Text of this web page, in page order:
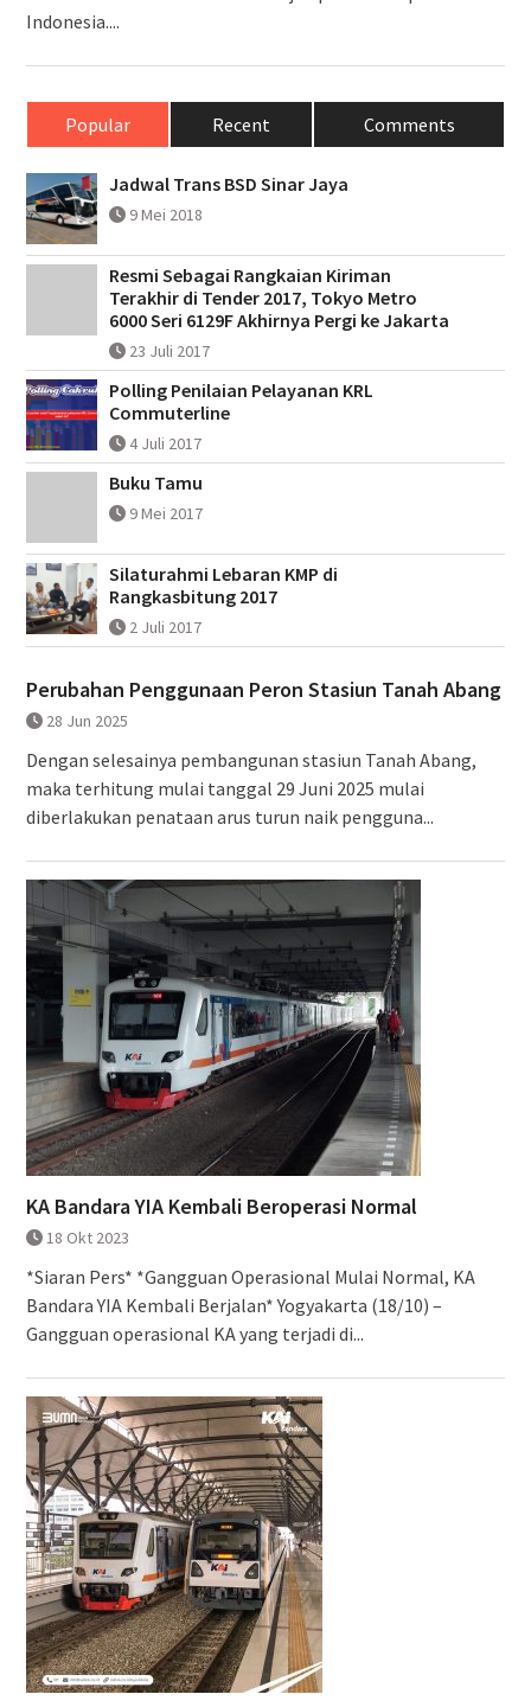
Indonesia....
Popular Recent Comments
Jadwal Trans BSD Sinar Jaya
9 Mei 2018
Resmi Sebagai Rangkaian Kiriman
Terakhir di Tender 2017, Tokyo Metro
6000 Seri 6129F Akhirnya Pergi ke Jakarta
23 Juli 2017
Polling Penilaian Pelayanan KRL
Commuterline
4 Juli 2017
Buku Tamu
9 Mei 2017
Silaturahmi Lebaran KMP di
Rangkasbitung 2017
2 Juli 2017
Perubahan Penggunaan Peron Stasiun Tanah Abang
28 Jun 2025
Dengan selesainya pembangunan stasiun Tanah Abang,
maka terhitung mulai tanggal 29 Juni 2025 mulai
diberlakukan penataan arus turun naik pengguna...
KA Bandara YIA Kembali Beroperasi Normal
18 Okt 2023
*Siaran Pers* *Gangguan Operasional Mulai Normal, KA
Bandara YIA Kembali Berjalan* Yogyakarta (18/10) –
Gangguan operasional KA yang terjadi di...